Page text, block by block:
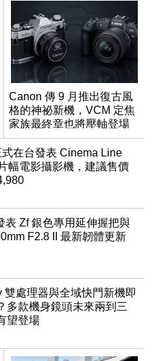
Canon 傳 9 月推出復古風
格的神祕新機，VCM 定焦
家族最終章也將壓軸登場
式在台發表 Cinema Line
幅電影攝影機，建議售價
表 Zf 銀色專用延伸握把與
F2.8 II 最新韌體更新
雙處理器與全域快門新機即
多款機身鏡頭未來兩到三
望登場